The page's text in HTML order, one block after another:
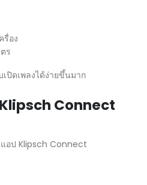
รื่อง
ร
ปิดเพลงได้ง่ายขึ้นมาก
Klipsch Connect
อป Klipsch Connect